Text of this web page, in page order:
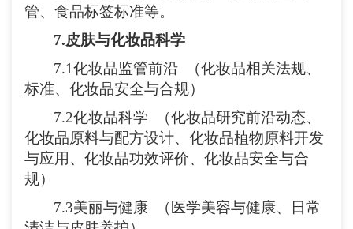
管、食品标签标准等。
7.皮肤与化妆品科学
7.1化妆品监管前沿
（化妆品相关法规、
标准、化妆品安全与合规）
7.2化妆品科学
（化妆品研究前沿动态、
化妆品原料与配方设计、化妆品植物原料开发
与应用、化妆品功效评价、化妆品安全与合
规）
7.3美丽与健康
（医学美容与健康、日常